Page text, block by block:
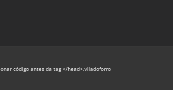
código antes da tag </head>.viladoforro